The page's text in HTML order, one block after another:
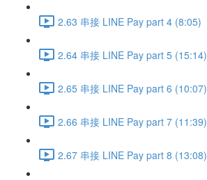
2.63 串接 LINE Pay part 4 (8:05)
2.64 串接 LINE Pay part 5 (15:14)
2.65 串接 LINE Pay part 6 (10:07)
2.66 串接 LINE Pay part 7 (11:39)
2.67 串接 LINE Pay part 8 (13:08)